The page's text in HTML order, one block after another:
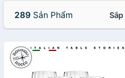
289 Sản Phẩm